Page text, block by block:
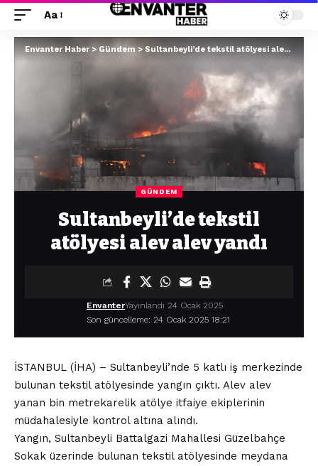
Aa
Envanter Haber > Gündem> Sultanbeyli’de tekstil atölyesi alev alev yandı
GÜNDEM
Sultanbeyli’de tekstil
atölyesi alev alev yandı
Son güncelleme: 24 Ocak 2025 18:21
EnvanterYayınlandı 24 Ocak 2025
İSTANBUL (İHA) – Sultanbeyli’nde 5 katlı iş merkezinde
bulunan tekstil atölyesinde yangın çıktı. Alev alev
yanan bin metrekarelik atölye itfaiye ekiplerinin
müdahalesiyle kontrol altına alındı.
Yangın, Sultanbeyli Battalgazi Mahallesi Güzelbahçe
Sokak üzerinde bulunan tekstil atölyesinde meydana